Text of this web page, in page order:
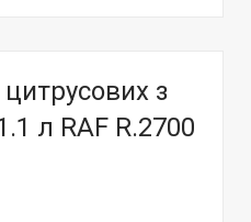
з
л RAF R.2700